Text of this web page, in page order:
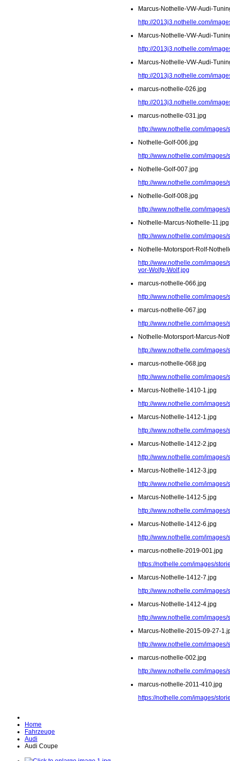
Marcus-Nothelle-VW-Audi-
http://2013j3.nothelle.com/
Marcus-Nothelle-VW-Audi-
http://2013j3.nothelle.com/
Marcus-Nothelle-VW-Audi-
http://2013j3.nothelle.com/
marcus-nothelle-026.jpg
http://2013j3.nothelle.com/
marcus-nothelle-031.jpg
http://www.nothelle.com/
Nothelle-Golf-006.jpg
http://www.nothelle.com/
Nothelle-Golf-007.jpg
http://www.nothelle.com/
Nothelle-Golf-008.jpg
http://www.nothelle.com/
Nothelle-Marcus-Nothelle-11.jpg
http://www.nothelle.com/
Nothelle-Motorsport-Rolf-
http://www.nothelle.com/
vor-Wolfg-Wolf.jpg
marcus-nothelle-066.jpg
http://www.nothelle.com/
marcus-nothelle-067.jpg
http://www.nothelle.com/
Nothelle-Motorsport-Marcus-
http://www.nothelle.com/
marcus-nothelle-068.jpg
http://www.nothelle.com/
Marcus-Nothelle-1410-1.jpg
http://www.nothelle.com/
Marcus-Nothelle-1412-1.jpg
http://www.nothelle.com/
Marcus-Nothelle-1412-2.jpg
http://www.nothelle.com/
Marcus-Nothelle-1412-3.jpg
http://www.nothelle.com/
Marcus-Nothelle-1412-5.jpg
http://www.nothelle.com/
Marcus-Nothelle-1412-6.jpg
http://www.nothelle.com/
marcus-nothelle-2019-001.jpg
https://nothelle.com/images/
Marcus-Nothelle-1412-7.jpg
http://www.nothelle.com/
Marcus-Nothelle-1412-4.jpg
http://www.nothelle.com/
Marcus-Nothelle-2015-09-27-
http://www.nothelle.com/
marcus-nothelle-002.jpg
http://www.nothelle.com/
marcus-nothelle-2011-410.jpg
https://nothelle.com/images/
Home
Fahrzeuge
Audi
Audi Coupe